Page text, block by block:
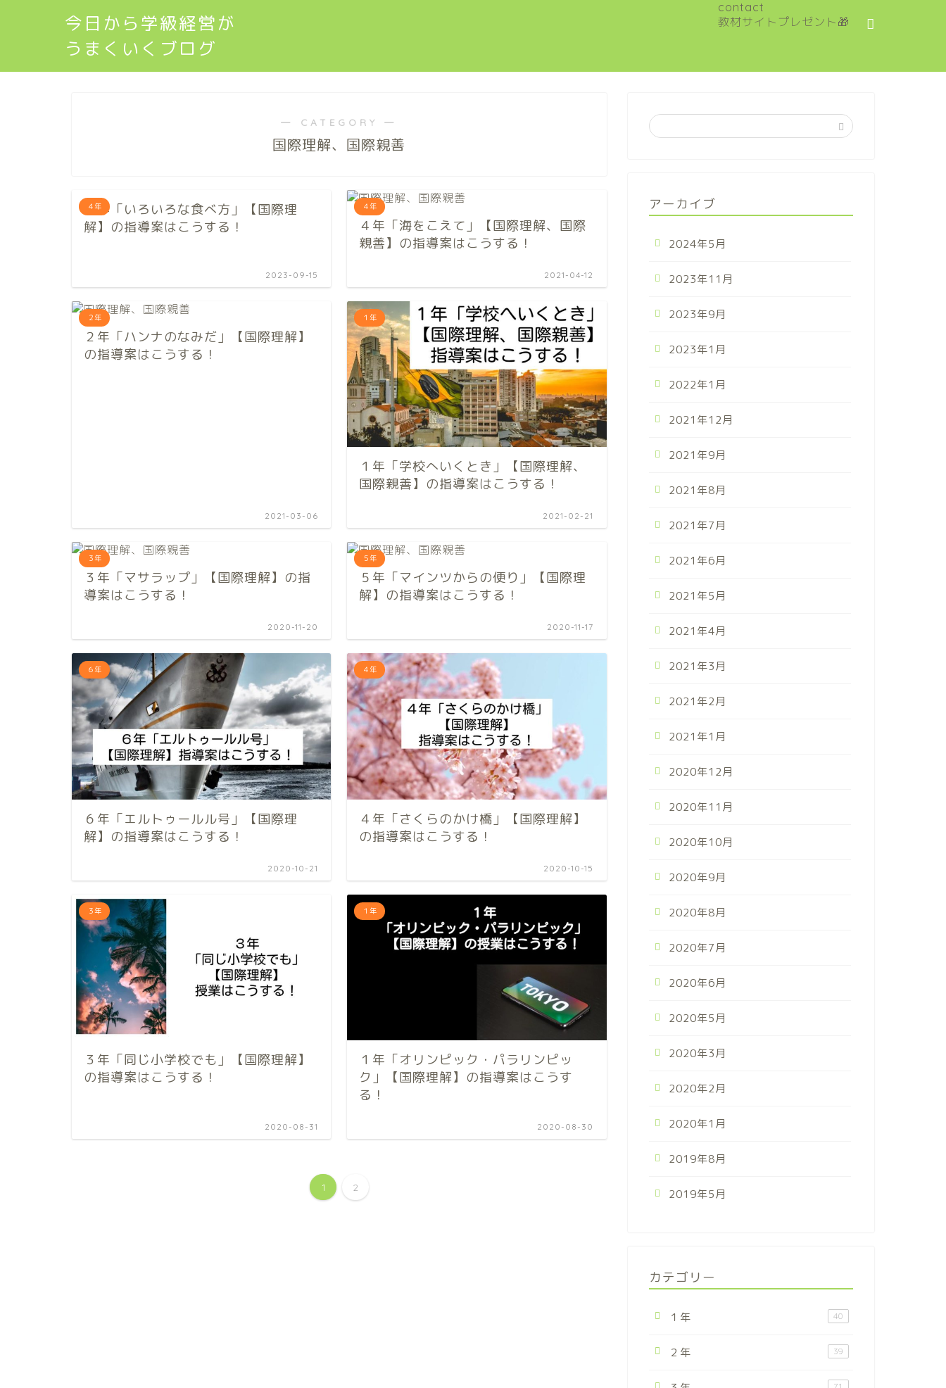
今日から学級経営が
うまくいくブログ
contact
教材サイトプレゼント🎁
― CATEGORY ―
国際理解、国際親善
４年
４年「いろいろな食べ方」【国際理
解】の指導案はこうする！
2023-09-15
４年
４年「海をこえて」【国際理解、国際
親善】の指導案はこうする！
2021-04-12
２年
２年「ハンナのなみだ」【国際理解】
の指導案はこうする！
2021-03-06
１年
１年「学校へいくとき」【国際理解、
国際親善】の指導案はこうする！
2021-02-21
３年
３年「マサラップ」【国際理解】の指
導案はこうする！
2020-11-20
５年
５年「マインツからの便り」【国際理
解】の指導案はこうする！
2020-11-17
６年
６年「エルトゥールル号」【国際理
解】の指導案はこうする！
2020-10-21
４年
４年「さくらのかけ橋」【国際理解】
の指導案はこうする！
2020-10-15
３年
３年「同じ小学校でも」【国際理解】
の指導案はこうする！
2020-08-31
１年
１年「オリンピック・パラリンピッ
ク」【国際理解】の指導案はこうす
る！
2020-08-30
1 2
アーカイブ
2024年5月
2023年11月
2023年9月
2023年1月
2022年1月
2021年12月
2021年9月
2021年8月
2021年7月
2021年6月
2021年5月
2021年4月
2021年3月
2021年2月
2021年1月
2020年12月
2020年11月
2020年10月
2020年9月
2020年8月
2020年7月
2020年6月
2020年5月
2020年3月
2020年2月
2020年1月
2019年8月
2019年5月
カテゴリー
１年 40
２年 39